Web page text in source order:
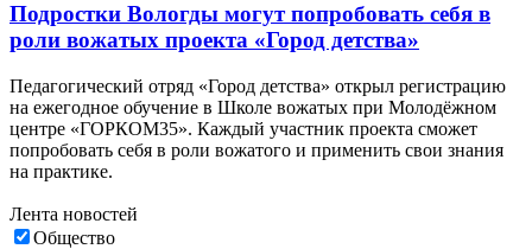
Подростки Вологды могут попробовать себя в
роли вожатых проекта «Город детства»
Педагогический отряд «Город детства» открыл регистрацию
на ежегодное обучение в Школе вожатых при Молодёжном
центре «ГОРКОМ35». Каждый участник проекта сможет
попробовать себя в роли вожатого и применить свои знания
на практике.
Лента новостей
Общество